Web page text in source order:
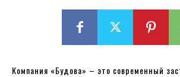
Компания «Будова» – это современный